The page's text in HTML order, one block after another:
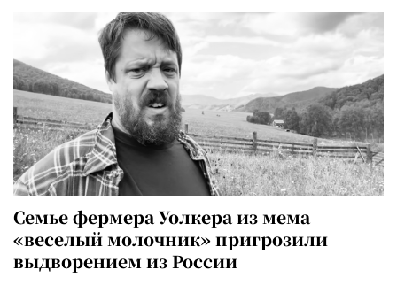
Семье фермера Уолкера из мема
«веселый молочник» пригрозили
выдворением из России